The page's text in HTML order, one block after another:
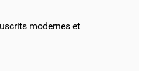
modernes et